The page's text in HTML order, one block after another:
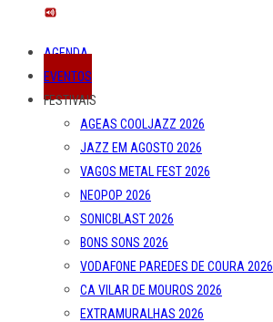
AGENDA
EVENTOS
FESTIVAIS
AGEAS COOLJAZZ 2026
JAZZ EM AGOSTO 2026
VAGOS METAL FEST 2026
NEOPOP 2026
SONICBLAST 2026
BONS SONS 2026
VODAFONE PAREDES DE COURA 2026
CA VILAR DE MOUROS 2026
EXTRAMURALHAS 2026